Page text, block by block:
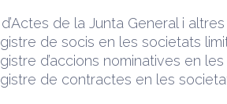
de la Junta General i
de socis en les societats
d’accions nominatives en
de contractes en les